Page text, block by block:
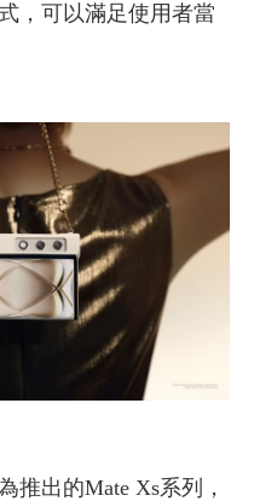
，可以滿足使用者當
推出的Mate Xs系列，